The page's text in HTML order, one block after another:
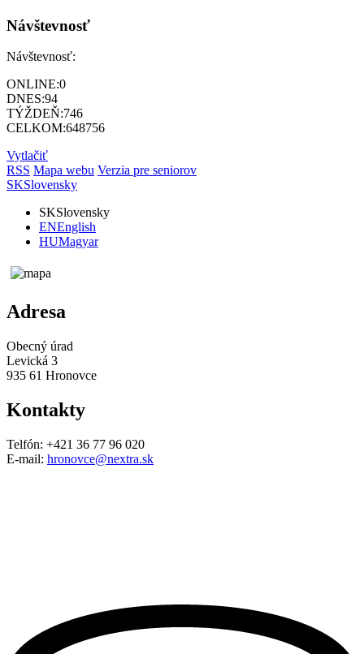
Návštevnosť
Návštevnosť:
ONLINE:0
DNES:94
TÝŽDEŇ:746
CELKOM:648756
Vytlačiť
RSS Mapa webu Verzia pre seniorov
SKSlovensky
SKSlovensky
ENEnglish
HUMagyar
Adresa
Obecný úrad
Levická 3
935 61 Hronovce
Kontakty
Telfón: +421 36 77 96 020
E-mail: hronovce@nextra.sk